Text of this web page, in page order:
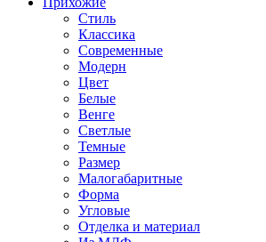
Стиль
Классика
Современные
Модерн
Цвет
Белые
Венге
Светлые
Темные
Размер
Малогабаритные
Форма
Угловые
Отделка и материал